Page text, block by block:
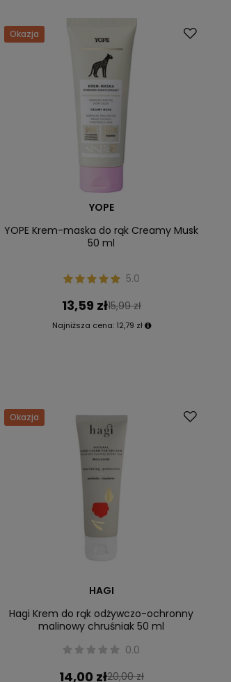
Okazja
YOPE
YOPE Krem-maska do rąk Creamy Musk
50 ml
5.0
13,59 zł15,99 zł
Najniższa cena: 12,79 zł
Okazja
HAGI
Hagi Krem do rąk odżywczo-ochronny
malinowy chruśniak 50 ml
0.0
14,00 zł20,00 zł